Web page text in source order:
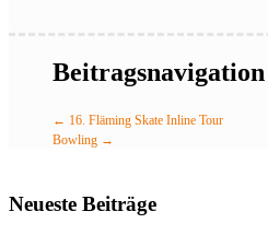
Beitragsnavigation
← 16. Fläming Skate Inline Tour
Bowling →
Neueste Beiträge